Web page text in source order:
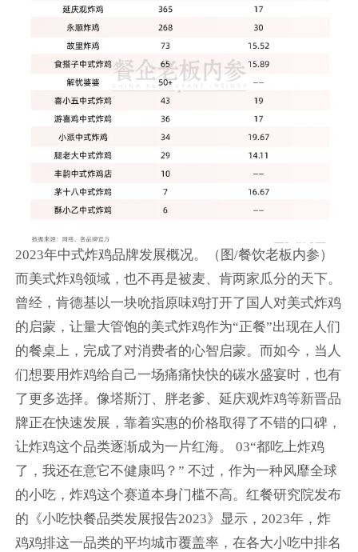
2023年中式炸鸡品牌发展概况。（图/餐饮老板内参）
而美式炸鸡领域，也不再是被麦、肯两家瓜分的天下。
曾经，肯德基以一块吮指原味鸡打开了国人对美式炸鸡
的启蒙，让量大管饱的美式炸鸡作为“正餐”出现在人们
的餐桌上，完成了对消费者的心智启蒙。而如今，当人
们想要用炸鸡给自己一场痛痛快快的碳水盛宴时，也有
了更多选择。像塔斯汀、胖老爹、延庆观炸鸡等新晋品
牌正在快速发展，靠着实惠的价格取得了不错的口碑，
让炸鸡这个品类逐渐成为一片红海。 03“都吃上炸鸡
了，我还在意它不健康吗？” 不过，作为一种风靡全球
的小吃，炸鸡这个赛道本身门槛不高。红餐研究院发布
的《小吃快餐品类发展报告2023》显示，2023年，炸
鸡鸡排这一品类的平均城市覆盖率，在各大小吃中排名